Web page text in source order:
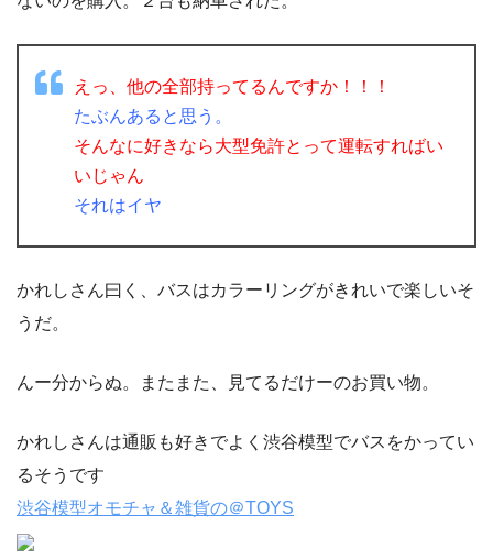
えっ、他の全部持ってるんですか！！！
たぶんあると思う。
そんなに好きなら大型免許とって運転すればい
いじゃん
それはイヤ
かれしさん曰く、バスはカラーリングがきれいで楽しいそ
うだ。
んー分からぬ。またまた、見てるだけーのお買い物。
かれしさんは通販も好きでよく渋谷模型でバスをかってい
るそうです
渋谷模型オモチャ＆雑貨の＠TOYS